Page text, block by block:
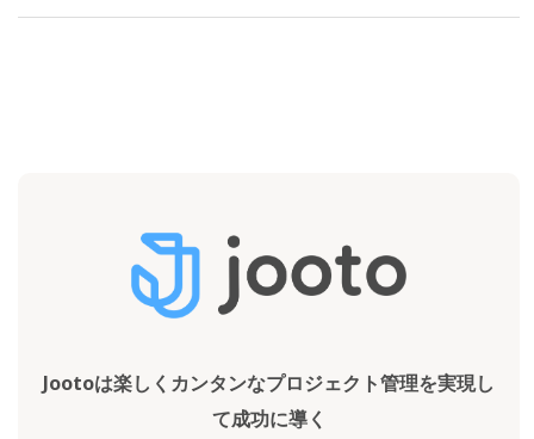
Jootoは楽しくカンタンなプロジェクト管理を実現し
て成功に導く